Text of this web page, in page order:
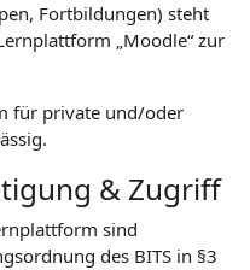
Fortbildungen) steht
„Moodle“ zur
für private und/oder
& Zugriff
sind
des BITS in §3